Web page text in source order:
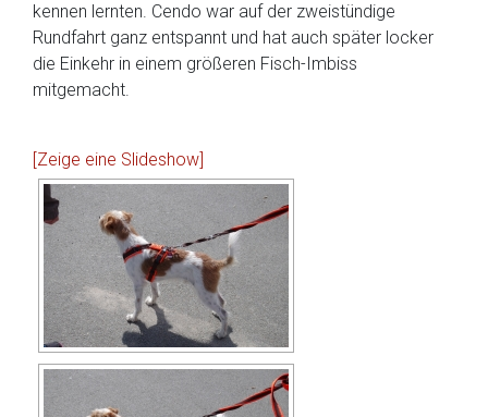
kennen lernten. Cendo war auf der zweistündige
Rundfahrt ganz entspannt und hat auch später locker
die Einkehr in einem größeren Fisch-Imbiss
mitgemacht.
[Zeige eine Slideshow]